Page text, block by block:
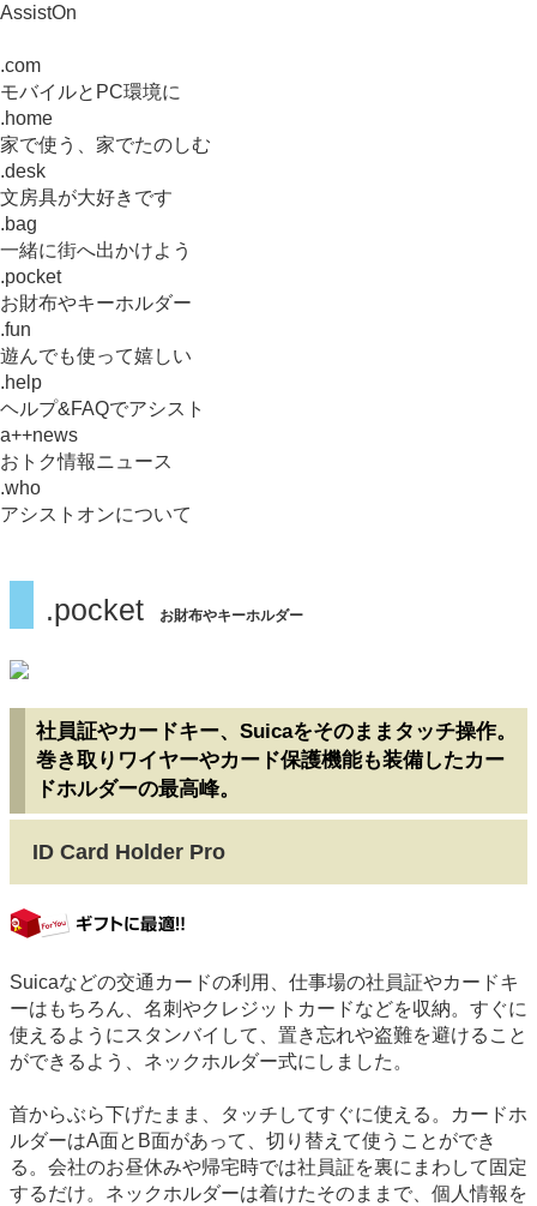
.pocket お財布やキーホルダー
社員証やカードキー、Suicaをそのままタッチ操作。
巻き取りワイヤーやカード保護機能も装備したカー
ドホルダーの最高峰。
ID Card Holder Pro
Suicaなどの交通カードの利用、仕事場の社員証やカードキ
ーはもちろん、名刺やクレジットカードなどを収納。すぐに
使えるようにスタンバイして、置き忘れや盗難を避けること
ができるよう、ネックホルダー式にしました。
首からぶら下げたまま、タッチしてすぐに使える。カードホ
ルダーはA面とB面があって、切り替えて使うことができ
る。会社のお昼休みや帰宅時では社員証を裏にまわして固定
するだけ。ネックホルダーは着けたそのままで、個人情報を
AssistOn
.com
モバイルとPC環境に
.home
家で使う、家でたのしむ
.desk
文房具が大好きです
.bag
一緒に街へ出かけよう
.pocket
お財布やキーホルダー
.fun
遊んでも使って嬉しい
.help
ヘルプ&FAQでアシスト
a++news
おトク情報ニュース
.who
アシストオンについて